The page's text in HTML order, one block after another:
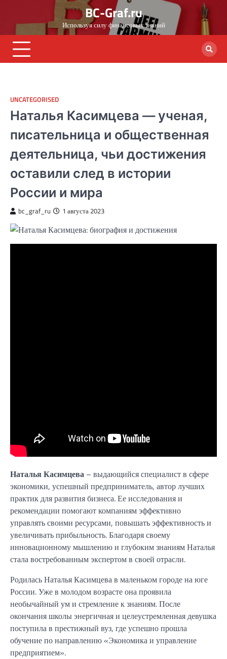
content
BC-Graf.ru
Используя силу финансовых знаний
UNCATEGORISED
Наталья Касимцева — ученая,
писательница и общественная
деятельница, чьи достижения
оставили след в истории
России и мира
bc_graf_ru 1 августа 2023
Наталья Касимцева – выдающийся специалист в сфере
экономики, успешный предприниматель, автор лучших
практик для развития бизнеса. Ее исследования и
рекомендации помогают компаниям эффективно
управлять своими ресурсами, повышать эффективность и
увеличивать прибыльность. Благодаря своему
инновационному мышлению и глубоким знаниям Наталья
стала востребованным экспертом в своей отрасли.
Родилась Наталья Касимцева в маленьком городе на юге
России. Уже в молодом возрасте она проявила
необычайный ум и стремление к знаниям. После
окончания школы энергичная и целеустремленная девушка
поступила в престижный вуз, где успешно прошла
обучение по направлению «Экономика и управление
предприятием».